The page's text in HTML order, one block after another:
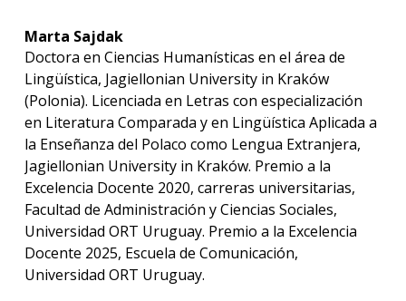
Marta Sajdak
Doctora en Ciencias Humanísticas en el área de
Lingüística, Jagiellonian University in Kraków
(Polonia). Licenciada en Letras con especialización
en Literatura Comparada y en Lingüística Aplicada a
la Enseñanza del Polaco como Lengua Extranjera,
Jagiellonian University in Kraków. Premio a la
Excelencia Docente 2020, carreras universitarias,
Facultad de Administración y Ciencias Sociales,
Universidad ORT Uruguay. Premio a la Excelencia
Docente 2025, Escuela de Comunicación,
Universidad ORT Uruguay.